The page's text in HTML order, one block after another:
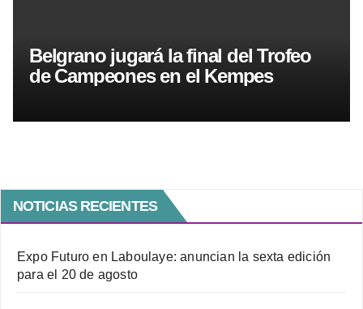
Belgrano jugará la final del Trofeo
de Campeones en el Kempes
NOTICIAS RECIENTES
Expo Futuro en Laboulaye: anuncian la sexta edición
para el 20 de agosto